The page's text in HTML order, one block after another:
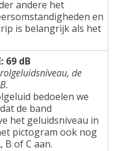
andere het
en
is belangrijk als het
69 dB
de
bedoelen we
de band
het geluidsniveau in
pictogram ook nog
B of C aan.